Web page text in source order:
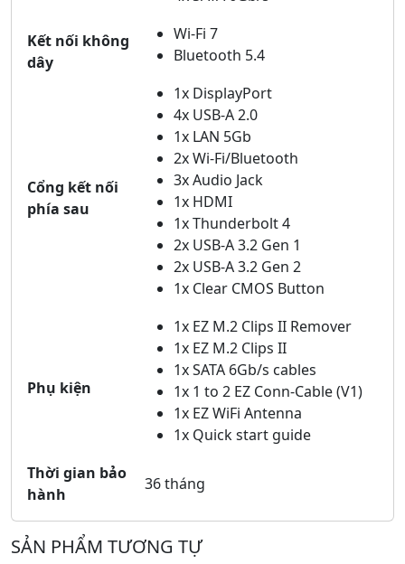
Kết nối không
dây
Wi-Fi 7
Bluetooth 5.4
Cổng kết nối
phía sau
1x DisplayPort
4x USB-A 2.0
1x LAN 5Gb
2x Wi-Fi/Bluetooth
3x Audio Jack
1x HDMI
1x Thunderbolt 4
2x USB-A 3.2 Gen 1
2x USB-A 3.2 Gen 2
1x Clear CMOS Button
Phụ kiện
1x EZ M.2 Clips II Remover
1x EZ M.2 Clips II
1x SATA 6Gb/s cables
1x 1 to 2 EZ Conn-Cable (V1)
1x EZ WiFi Antenna
1x Quick start guide
Thời gian bảo
hành
36 tháng
SẢN PHẨM TƯƠNG TỰ